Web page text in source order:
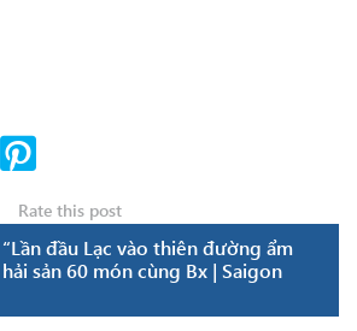
Rate this post
đầu Lạc vào thiên đường ẩm
sản 60 món cùng Bx | Saigon